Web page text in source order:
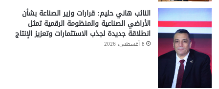
النائب هاني حليم: قرارات وزير الصناعة بشأن
الأراضي الصناعية والمنظومة الرقمية تمثل
انطلاقة جديدة لجذب الاستثمارات وتعزيز الإنتاج
8 أغسطس، 2026